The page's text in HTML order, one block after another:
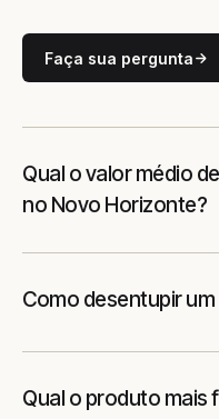
Faça sua pergunta
Qual o valor médio
no Novo Horizonte?
Como desentupir
Qual o produto